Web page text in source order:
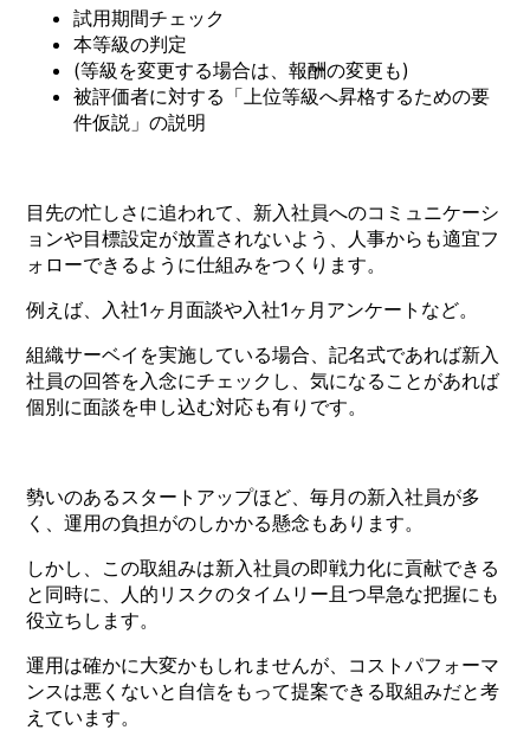
試用期間チェック
本等級の判定
(等級を変更する場合は、報酬の変更も)
被評価者に対する「上位等級へ昇格するための要
件仮説」の説明
目先の忙しさに追われて、新入社員へのコミュニケーシ
ョンや目標設定が放置されないよう、人事からも適宜フ
ォローできるように仕組みをつくります。
例えば、入社1ヶ月面談や入社1ヶ月アンケートなど。
組織サーベイを実施している場合、記名式であれば新入
社員の回答を入念にチェックし、気になることがあれば
個別に面談を申し込む対応も有りです。
勢いのあるスタートアップほど、毎月の新入社員が多
く、運用の負担がのしかかる懸念もあります。
しかし、この取組みは新入社員の即戦力化に貢献できる
と同時に、人的リスクのタイムリー且つ早急な把握にも
役立ちします。
運用は確かに大変かもしれませんが、コストパフォーマ
ンスは悪くないと自信をもって提案できる取組みだと考
えています。